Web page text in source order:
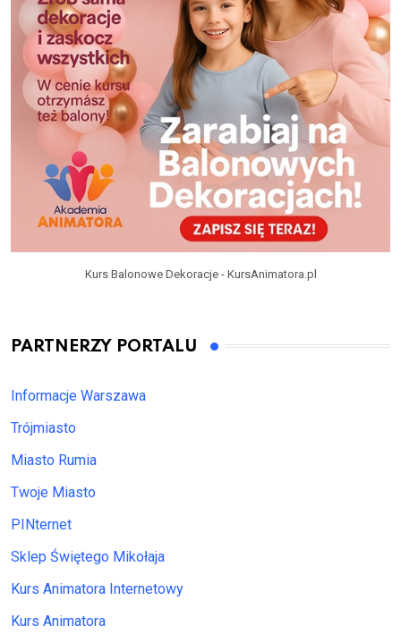
Kurs Balonowe Dekoracje - KursAnimatora.pl
PARTNERZY PORTALU
Informacje Warszawa
Trójmiasto
Miasto Rumia
Twoje Miasto
PINternet
Sklep Świętego Mikołaja
Kurs Animatora Internetowy
Kurs Animatora